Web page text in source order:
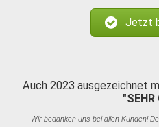
Jetzt
Auch 2023 ausgezeichnet
"SEHR
Wir bedanken uns bei allen Kunden!